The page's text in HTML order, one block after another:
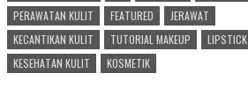
PERAWATAN KULIT
FEATURED
JERAWAT
KECANTIKAN KULIT
TUTORIAL MAKEUP
LIPSTICK
KESEHATAN KULIT
KOSMETIK